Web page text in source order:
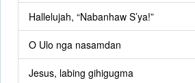
Hallelujah, “Nabanhaw S’ya!”
O Ulo nga nasamdan
Jesus, labing gihigugma